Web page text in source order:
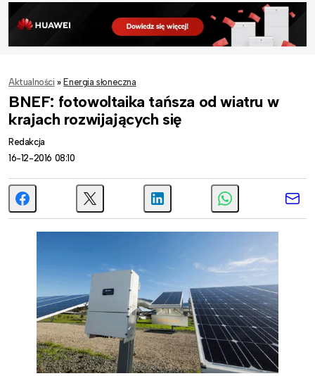
Aktualności » Energia słoneczna
BNEF: fotowoltaika tańsza od wiatru w
krajach rozwijających się
Redakcja
16-12-2016 08:10